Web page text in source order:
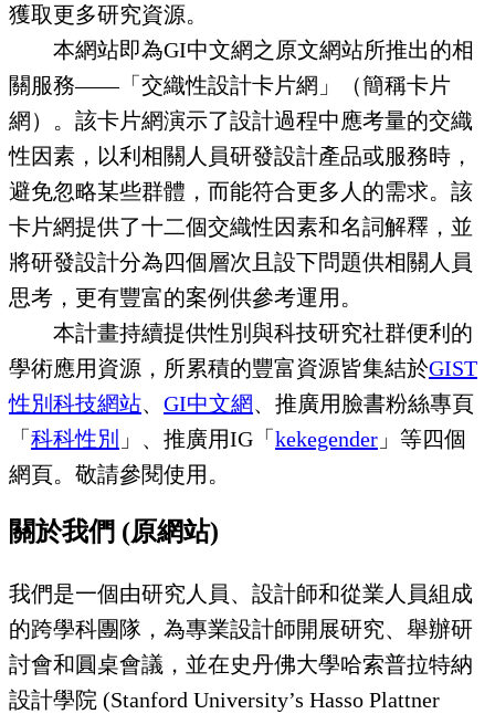
獲取更多研究資源。
本網站即為GI中文網之原文網站所推出的相
關服務——「交織性設計卡片網」（簡稱卡片
網）。該卡片網演示了設計過程中應考量的交織
性因素，以利相關人員研發設計產品或服務時，
避免忽略某些群體，而能符合更多人的需求。該
卡片網提供了十二個交織性因素和名詞解釋，並
將研發設計分為四個層次且設下問題供相關人員
思考，更有豐富的案例供參考運用。
本計畫持續提供性別與科技研究社群便利的
學術應用資源，所累積的豐富資源皆集結於GIST
性別科技網站、 GI中文網、推廣用臉書粉絲專頁
「科科性別 」、推廣用IG「kekegender 」等四個
網頁。敬請參閱使用。
關於我們 (原網站)
我們是一個由研究人員、設計師和從業人員組成
的跨學科團隊，為專業設計師開展研究、舉辦研
討會和圓桌會議，並在史丹佛大學哈索普拉特納
設計學院 (Stanford University’s Hasso Plattner